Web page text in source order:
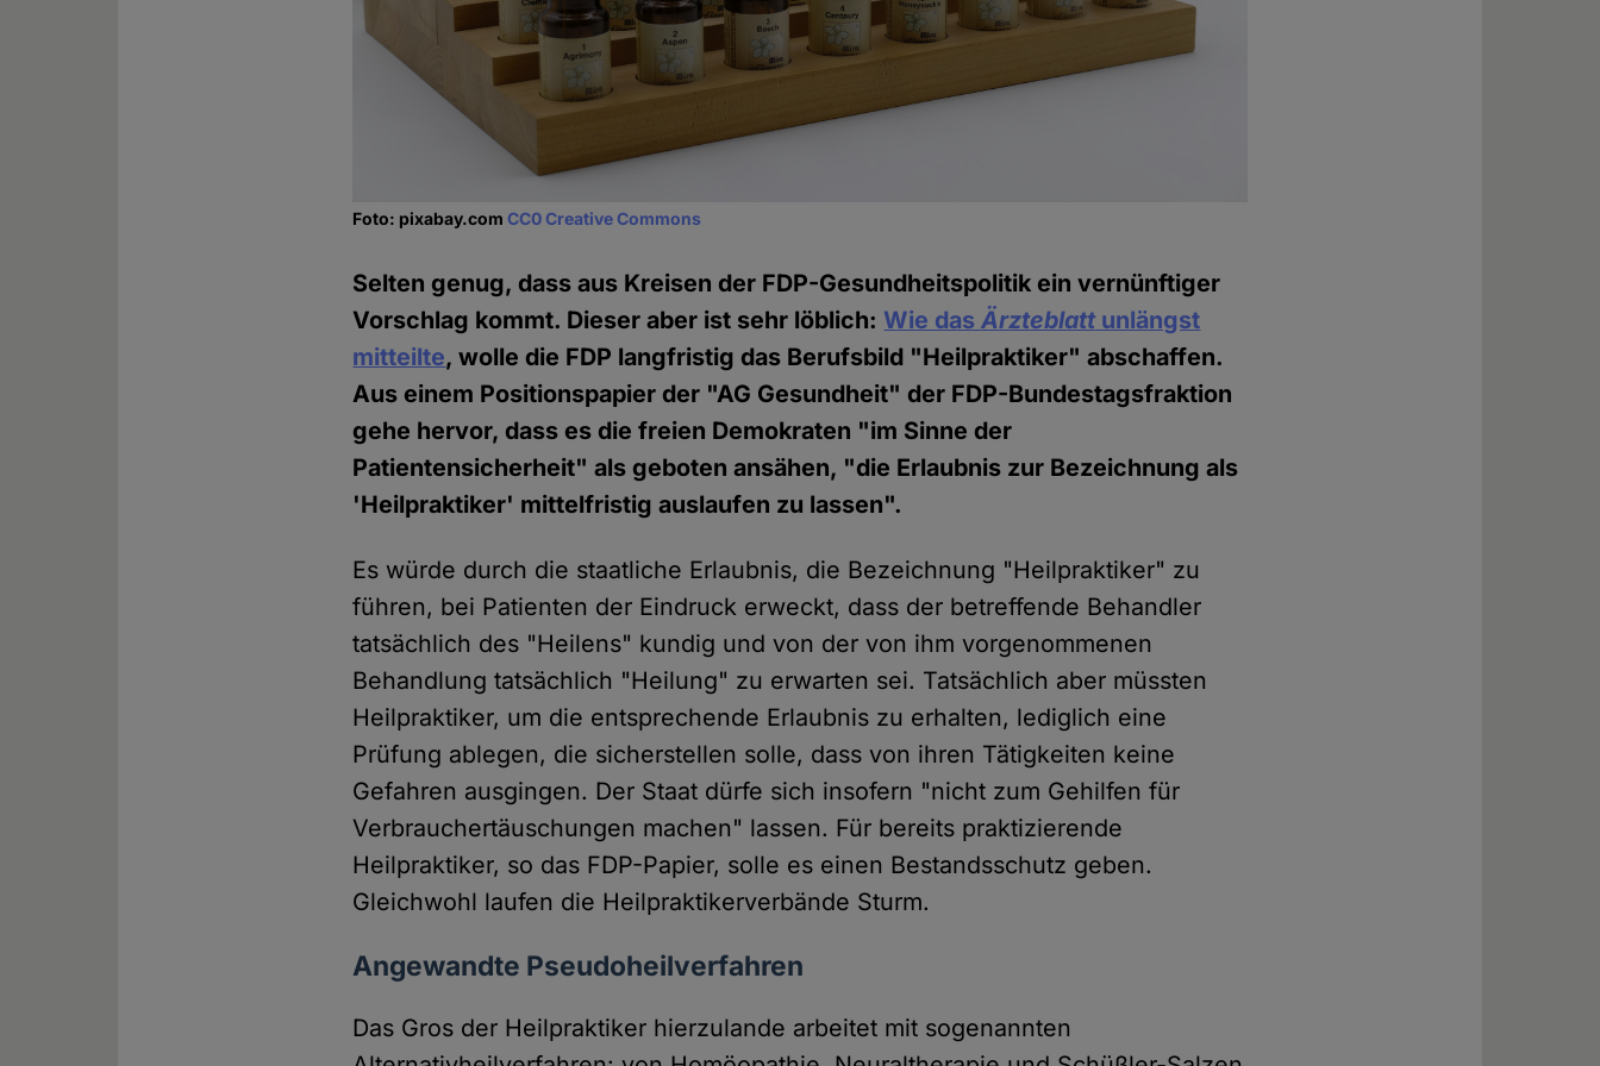
Foto: pixabay.comCC0 Creative Commons
Selten genug, dass aus Kreisen der FDP-Gesundheitspolitik ein vernünftiger
Vorschlag kommt. Dieser aber ist sehr löblich: Wie dasÄrzteblattunlängst
mitteilte, wolle die FDP langfristig das Berufsbild "Heilpraktiker" abschaffen.
Aus einem Positionspapier der "AG Gesundheit" der FDP-Bundestagsfraktion
gehe hervor, dass es die freien Demokraten "im Sinne der
Patientensicherheit" als geboten ansähen, "die Erlaubnis zur Bezeichnung als
'Heilpraktiker' mittelfristig auslaufen zu lassen".
Es würde durch die staatliche Erlaubnis, die Bezeichnung "Heilpraktiker" zu
führen, bei Patienten der Eindruck erweckt, dass der betreffende Behandler
tatsächlich des "Heilens" kundig und von der von ihm vorgenommenen
Behandlung tatsächlich "Heilung" zu erwarten sei. Tatsächlich aber müssten
Heilpraktiker, um die entsprechende Erlaubnis zu erhalten, lediglich eine
Prüfung ablegen, die sicherstellen solle, dass von ihren Tätigkeiten keine
Gefahren ausgingen. Der Staat dürfe sich insofern "nicht zum Gehilfen für
Verbrauchertäuschungen machen" lassen. Für bereits praktizierende
Heilpraktiker, so das FDP-Papier, solle es einen Bestandsschutz geben.
Gleichwohl laufen die Heilpraktikerverbände Sturm.
Angewandte Pseudoheilverfahren
Das Gros der Heilpraktiker hierzulande arbeitet mit sogenannten